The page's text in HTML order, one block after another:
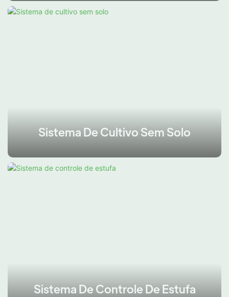
Sistema De Cultivo Sem Solo
Sistema De Controle De Estufa